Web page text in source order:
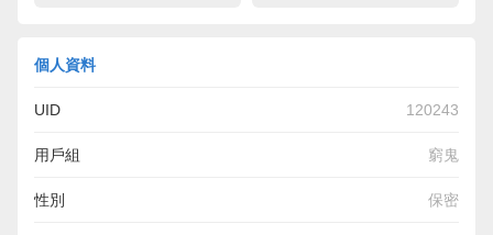
個人資料
UID 120243
用戶組 窮鬼
性別 保密